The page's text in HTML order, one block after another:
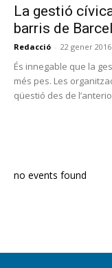
La gestió
barris de
Redacció - 22 gener
És innegable que la
més pes. Les
qüestió des de
no events found